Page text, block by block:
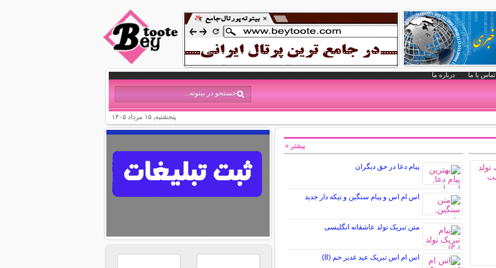
تماس با ما درباره ما
پنجشنبه, ۱۵ مرداد ۱۴۰۵
پیام دعا در حق دیگران
اس ام اس و پیام سنگین و تیکه دار جدید
متن تبریک تولد عاشقانه انگلیسی
اس ام اس تبریک عید غدیر خم (8)
بیشتر »